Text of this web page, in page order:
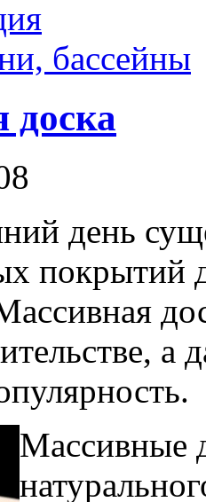
бассейны
доска
день
покрытий
а
Массивные